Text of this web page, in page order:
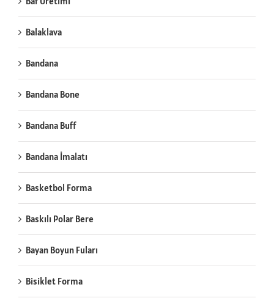
Balaklava
Bandana
Bandana Bone
Bandana Buff
Bandana İmalatı
Basketbol Forma
Baskılı Polar Bere
Bayan Boyun Fuları
Bisiklet Forma